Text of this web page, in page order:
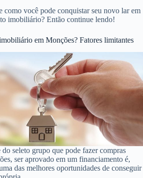
como você pode conquistar seu novo lar em
imobiliário? Então continue lendo!
em Monções? Fatores limitantes
seleto grupo que pode fazer compras
ser aprovado em um financiamento é,
das melhores oportunidades de conseguir